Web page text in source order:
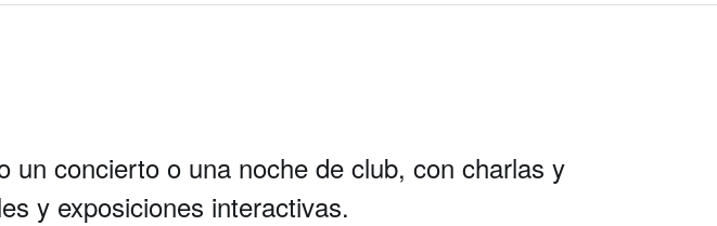
un concierto o una noche de club, con charlas y
y exposiciones interactivas.